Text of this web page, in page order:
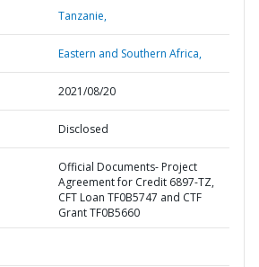
Tanzanie,
Eastern and Southern Africa,
2021/08/20
Disclosed
Official Documents- Project
Agreement for Credit 6897-TZ,
CFT Loan TF0B5747 and CTF
Grant TF0B5660